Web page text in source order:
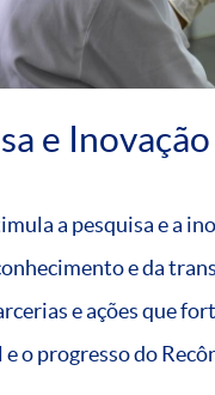
e Inovação
a pesquisa e a
e da
e ações que
o progresso do